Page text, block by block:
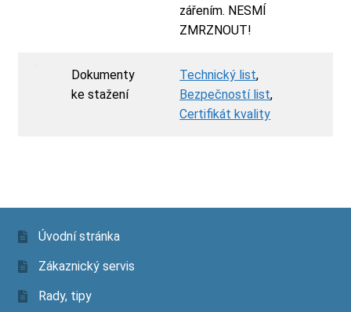
zářením. NESMÍ
ZMRZNOUT!
Dokumenty
ke stažení
Technický list,
Bezpečností list,
Certifikát kvality
Úvodní stránka
Zákaznický servis
Rady, tipy